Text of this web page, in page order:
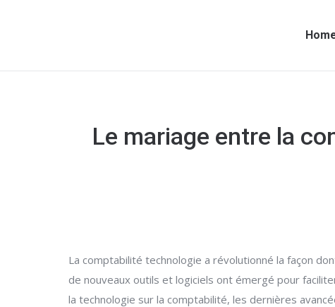
Le mariage entre la
La comptabilité technologie a révolutionné la façon
de nouveaux outils et logiciels ont émergé pour
la technologie sur la comptabilité, les dernières